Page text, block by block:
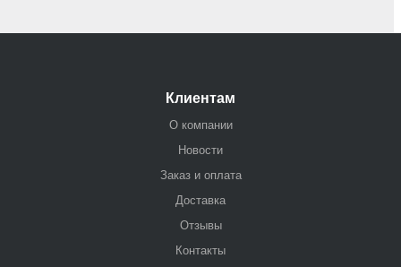
Клиентам
О компании
Новости
Заказ и оплата
Доставка
Отзывы
Контакты